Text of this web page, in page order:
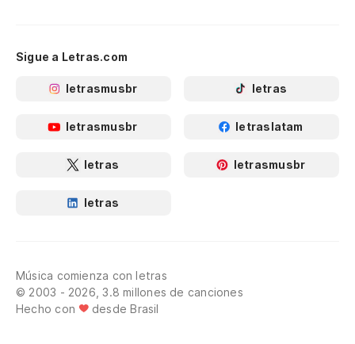
Sigue a Letras.com
letrasmusbr letras
letrasmusbr letraslatam
letras letrasmusbr
letras
Música comienza con letras
© 2003 - 2026, 3.8 millones de canciones
Hecho con
desde Brasil